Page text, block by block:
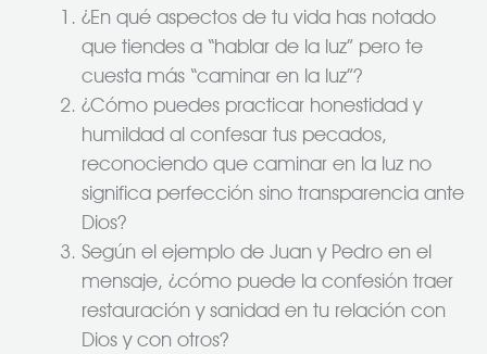
¿En qué aspectos de tu vida has notado
que tiendes a “hablar de la luz” pero te
cuesta más “caminar en la luz”?
¿Cómo puedes practicar honestidad y
humildad al confesar tus pecados,
reconociendo que caminar en la luz no
significa perfección sino transparencia ante
Dios?
Según el ejemplo de Juan y Pedro en el
mensaje, ¿cómo puede la confesión traer
restauración y sanidad en tu relación con
Dios y con otros?